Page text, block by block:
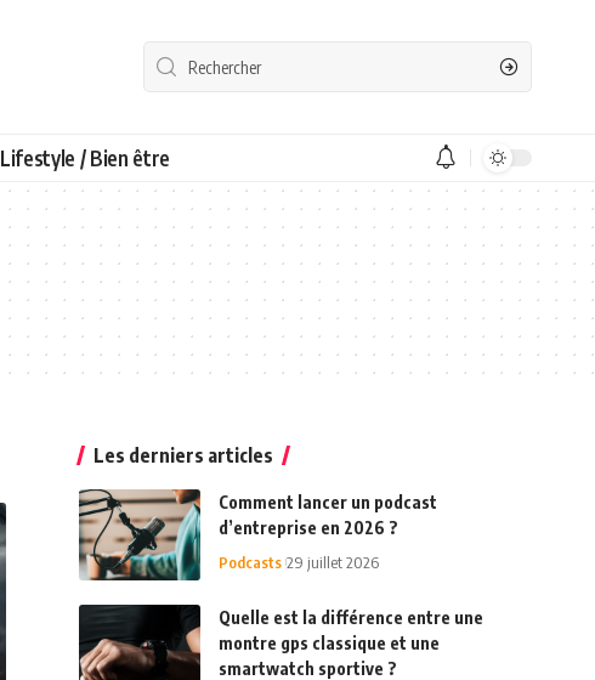
Lifestyle / Bien être
Les derniers articles
Comment lancer un podcast
d’entreprise en 2026 ?
Podcasts 29 juillet 2026
Quelle est la différence entre une
montre gps classique et une
smartwatch sportive ?